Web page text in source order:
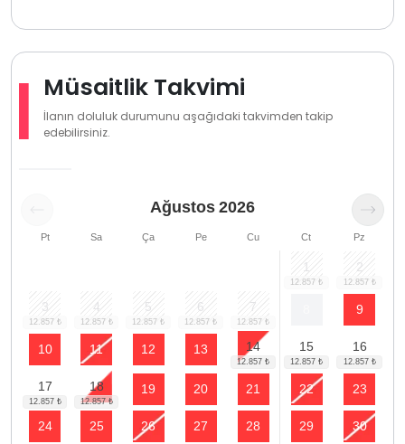
Müsaitlik Takvimi
İlanın doluluk durumunu aşağıdaki takvimden takip
edebilirsiniz.
Ağustos 2026
Pt Sa Ça Pe Cu Ct Pz
1 2
3 4 5 6 7 9
10 11 12 13 14 15 16
17 18 19 20 21 22 23
24 25 26 27 28 29 30